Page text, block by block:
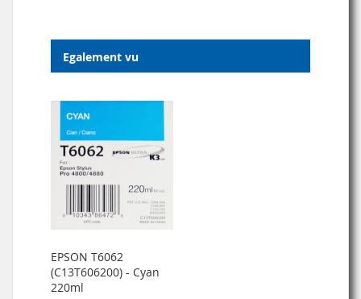
Egalement vu
EPSON T6062
(C13T606200) - Cyan
220ml